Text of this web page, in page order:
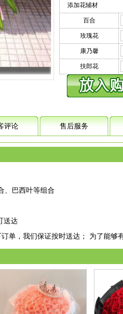
添加花辅材
百合
玫瑰花
康乃馨
扶郎花
评论 售后服务
巴西叶等组合
送达
，我们保证按时送达； 为了能够